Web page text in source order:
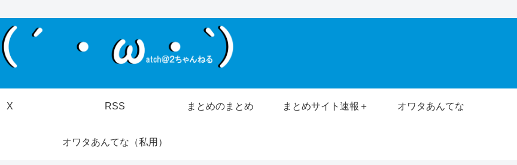
X RSS まとめのまとめ まとめサイト速報＋ オワタあんてな
オワタあんてな（私用）